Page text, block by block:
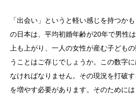
「出会い」というと軽い感じを持つか
の日本は、平均初婚年齢が20年で男性
上も上がり、一人の女性が産む子ども
うことはご存じでしょうか。この数字
なければなりません。その現況を打破
を増やす必要があります。そのために